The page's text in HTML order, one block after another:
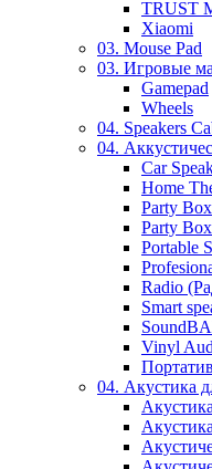
TRUST
Xiaomi
03. Mouse Pad
03. Игровые
Gamepad
Wheels
04. Speakers
04.
Car
Home
Party Box
Party
Portable
Radio
Smart
Vinyl
04. Акустика